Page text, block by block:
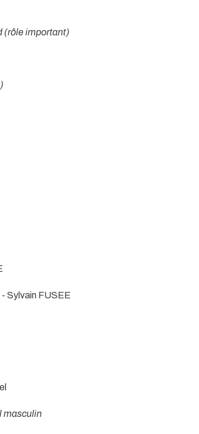
(rôle important)
- Sylvain FUSEE
masculin